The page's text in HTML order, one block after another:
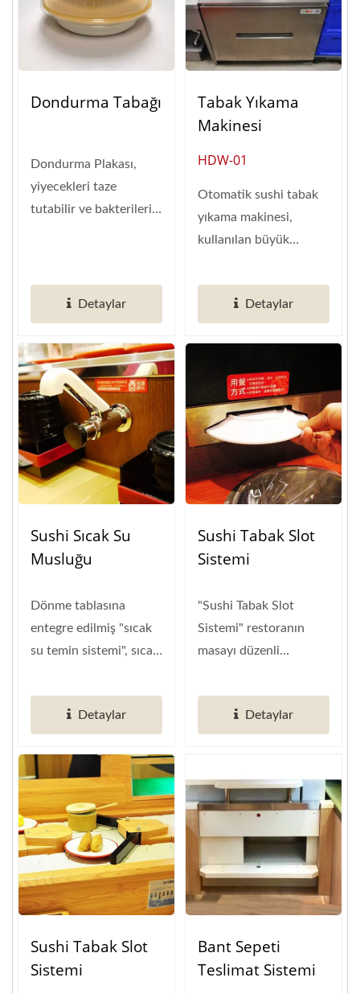
Dondurma Tabağı
Dondurma Plakası,
yiyecekleri taze
tutabilir ve bakterilerin
Detaylar
Tabak Yıkama
Makinesi
HDW-01
Otomatik sushi tabak
yıkama makinesi,
kullanılan büyük
tabaklarını en verimli...
Detaylar
Sushi Sıcak Su
Musluğu
Dönme tablasına
entegre edilmiş "sıcak
su temin sistemi", sıcak
Detaylar
Sushi Tabak Slot
Sistemi
"Sushi Tabak Slot
Sistemi" restoranın
masayı düzenli
olur. Masa
hizmetlerini...
Detaylar
Sushi Tabak Slot
Sistemi
Bant Sepeti
Teslimat Sistemi